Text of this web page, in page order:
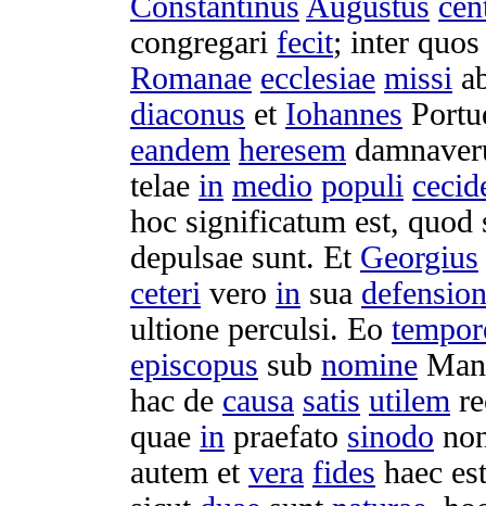
congregari fecit; inter
Romanae ecclesiae missi
diaconus et Iohannes
eandem heresem
telae in medio populi
hoc significatum est, quod
depulsae sunt. Et Georgius
ceteri vero in sua
ultione perculsi. Eo
episcopus sub nomine
hac de causa satis utilem
quae in praefato sinodo
autem et vera fides haec